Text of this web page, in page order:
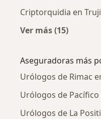
Criptorquidia en
Ver más (15)
Aseguradoras más
Urólogos de Rimac
Urólogos de
Urólogos de La